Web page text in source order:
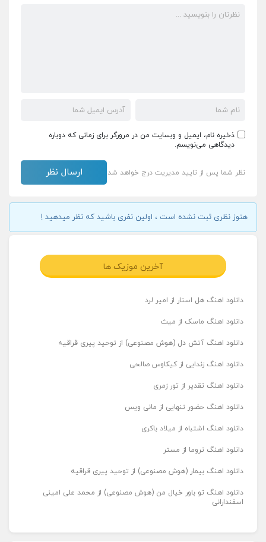
ذخیره نام، ایمیل و وبسایت من در مرورگر برای زمانی که دوباره
دیدگاهی می‌نویسم.
نظر شما پس از تایید مدیریت درج خواهد شد
هنوز نظری ثبت نشده است ، اولین نفری باشید که نظر میدهید !
آخرین موزیک ها
دانلود اهنگ هل استار از امیر لرد
دانلود اهنگ ماسک از میث
دانلود اهنگ آتش دل (هوش مصنوعی) از توحید پیری قراقیه
دانلود اهنگ زندایی از کیکاوس صالحی
دانلود اهنگ تقدیر از تور زمری
دانلود اهنگ حضور تنهایی از مانی ویس
دانلود اهنگ اشتباه از میلاد باکری
دانلود اهنگ تروما از مستر
دانلود اهنگ بیمار (هوش مصنوعی) از توحید پیری قراقیه
دانلود اهنگ تو باور خیال من (هوش مصنوعی) از محمد علی امینی
اسفندارانی